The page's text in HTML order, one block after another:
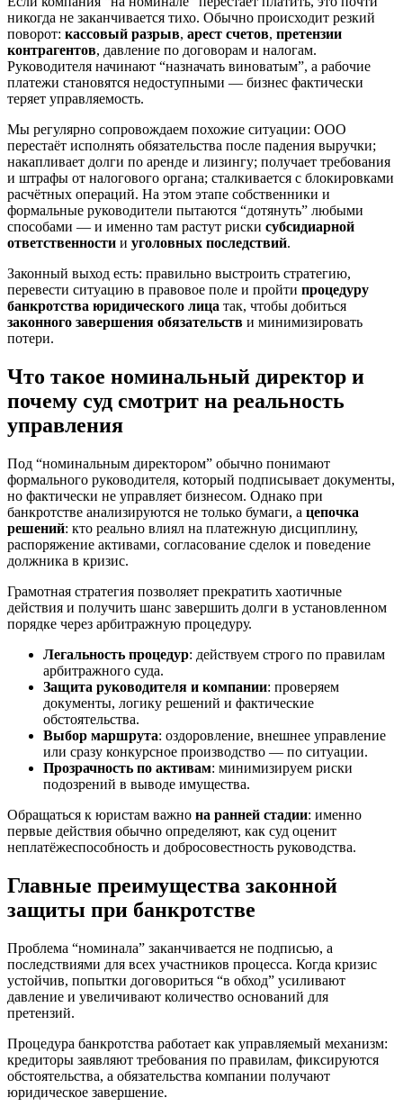
никогда не заканчивается тихо. Обычно происходит резкий
поворот: кассовый разрыв, арест счетов, претензии
контрагентов, давление по договорам и налогам.
Руководителя начинают “назначать виноватым”, а рабочие
платежи становятся недоступными — бизнес фактически
теряет управляемость.
Мы регулярно сопровождаем похожие ситуации: ООО
перестаёт исполнять обязательства после падения выручки;
накапливает долги по аренде и лизингу; получает требования
и штрафы от налогового органа; сталкивается с блокировками
расчётных операций. На этом этапе собственники и
формальные руководители пытаются “дотянуть” любыми
способами — и именно там растут риски субсидиарной
ответственности и уголовных последствий.
Законный выход есть: правильно выстроить стратегию,
перевести ситуацию в правовое поле и пройти процедуру
банкротства юридического лица так, чтобы добиться
законного завершения обязательств и минимизировать
потери.
Что такое номинальный директор и
почему суд смотрит на реальность
управления
Под “номинальным директором” обычно понимают
формального руководителя, который подписывает документы,
но фактически не управляет бизнесом. Однако при
банкротстве анализируются не только бумаги, а цепочка
решений: кто реально влиял на платежную дисциплину,
распоряжение активами, согласование сделок и поведение
должника в кризис.
Грамотная стратегия позволяет прекратить хаотичные
действия и получить шанс завершить долги в установленном
порядке через арбитражную процедуру.
Легальность процедур: действуем строго по правилам
арбитражного суда.
Защита руководителя и компании: проверяем
документы, логику решений и фактические
обстоятельства.
Выбор маршрута: оздоровление, внешнее управление
или сразу конкурсное производство — по ситуации.
Прозрачность по активам: минимизируем риски
подозрений в выводе имущества.
Обращаться к юристам важно на ранней стадии: именно
первые действия обычно определяют, как суд оценит
неплатёжеспособность и добросовестность руководства.
Главные преимущества законной
защиты при банкротстве
Проблема “номинала” заканчивается не подписью, а
последствиями для всех участников процесса. Когда кризис
устойчив, попытки договориться “в обход” усиливают
давление и увеличивают количество оснований для
претензий.
Процедура банкротства работает как управляемый механизм:
кредиторы заявляют требования по правилам, фиксируются
обстоятельства, а обязательства компании получают
юридическое завершение.